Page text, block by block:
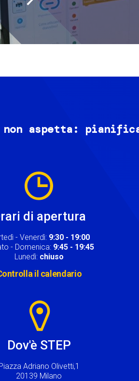
aspetta:
di apertura
- Venerdì: 9:30 - 19:00
- Domenica: 9:45 - 19:45
Lunedì: chiuso
il calendario
Dov'è STEP
Adriano Olivetti,1
20139 Milano